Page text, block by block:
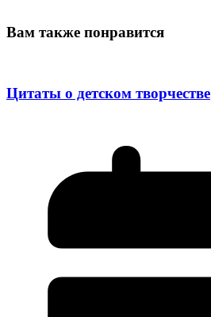
Вам также понравится
Цитаты о детском творчестве